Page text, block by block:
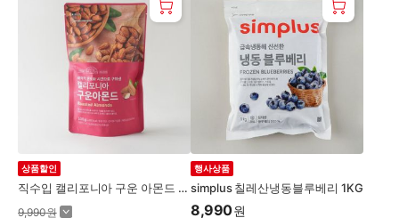
직수입 캘리포니아 구운 아몬드 3
상품할인
9,990원
simplus 칠레산냉동블루베리 1KG
행사상품
8,990원